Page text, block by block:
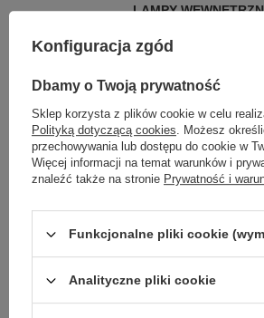
LAMPY
ŻYRANDOLE
ŻYRANDOLE
LAMPY WISZĄCE -
KINKIETY DO
LAMPY SUFITOWE
LAMPY WISZĄCE
SŁUPKI OGRODOWE
LAMPY OGRODOWE -
LAMPY WISZĄCE -
LAMPY OGRODOWE -
Konfiguracja zgód
Dbamy o Twoją prywatność
Sklep korzysta z plików cookie w celu
Polityką dotyczącą cookies. Możesz
przechowywania lub dostępu do cookie w
Więcej informacji na temat warunków i
znaleźć także na stronie Prywatność i
Funkcjonalne pliki cookie
Analityczne pliki cookie